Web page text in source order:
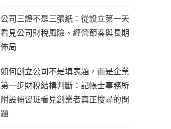
公司三證不是三張紙：從設立第一天
看見公司財稅風險、經營節奏與長期
佈局
如何創立公司不是填表題，而是企業
第一步財稅結構判斷：記帳士事務所
附設補習班看見創業者真正搜尋的問
題